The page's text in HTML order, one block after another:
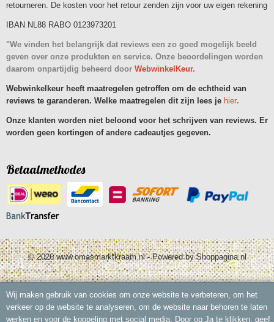
retourneren. De kosten voor het retour zenden zijn voor uw eigen rekening
IBAN NL88 RABO 0123973201
"We vinden het belangrijk dat reviews een zo goed mogelijk beeld
geven over onze produkten en service. Onze beoordelingen worden
daarom onpartijdig beheerd door WebwinkelKeur.
Webwinkelkeur heeft maatregelen getroffen om de echtheid van
reviews te garanderen. Welke maatregelen dit zijn lees je hier.
Onze klanten worden niet beloond voor het schrijven van reviews. Er
worden geen kortingen of andere cadeautjes gegeven.
Betaalmethodes
© 2026 www.omasmarktkraam.nl - Powered by Shoppagina.nl
Wij maken gebruik van cookies om onze website te verbeteren, om het
verkeer op de website te analyseren, om de website naar behoren te laten
werken en voor de koppeling met social media. Door op Ja te klikken, geef